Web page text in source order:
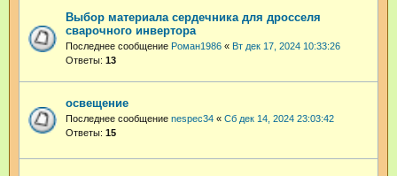
Выбор материала сердечника для дросселя
сварочного инвертора
Последнее сообщение Роман1986 « Вт дек 17, 2024 10:33:26
Ответы: 13
освещение
Последнее сообщение nespec34 « Сб дек 14, 2024 23:03:42
Ответы: 15